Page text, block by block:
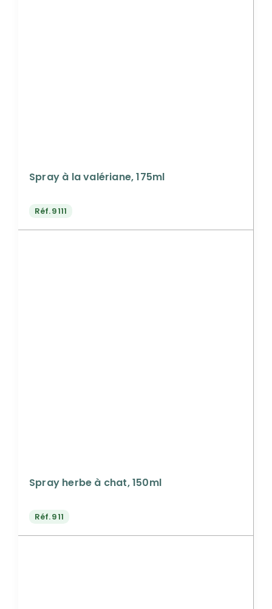
Spray à la valériane, 175ml
Réf.9111
Spray herbe à chat, 150ml
Réf.911